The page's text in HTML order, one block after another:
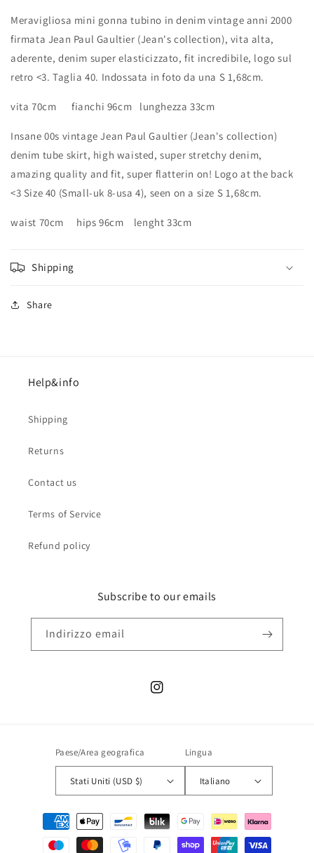
Meravigliosa mini gonna tubino in denim vintage anni 2000
firmata Jean Paul Gaultier (Jean's collection), vita alta,
aderente, denim super elasticizzato, fit incredibile, logo sul
retro <3. Taglia 40. Indossata in foto da una S 1,68cm.
vita 70cm fianchi 96cm lunghezza 33cm
Insane 00s vintage Jean Paul Gaultier (Jean's collection)
denim tube skirt, high waisted, super stretchy denim,
amazing quality and fit, super flatterin on! Logo at the back
<3 Size 40 (Small-uk 8-usa 4), seen on a size S 1,68cm.
waist 70cm hips 96cm lenght 33cm
Shipping
Share
Help&info
Shipping
Returns
Contact us
Terms of Service
Refund policy
Subscribe to our emails
Indirizzo email
Instagram
Paese/Area geografica
Stati Uniti (USD $)
Lingua
Italiano
Metodi